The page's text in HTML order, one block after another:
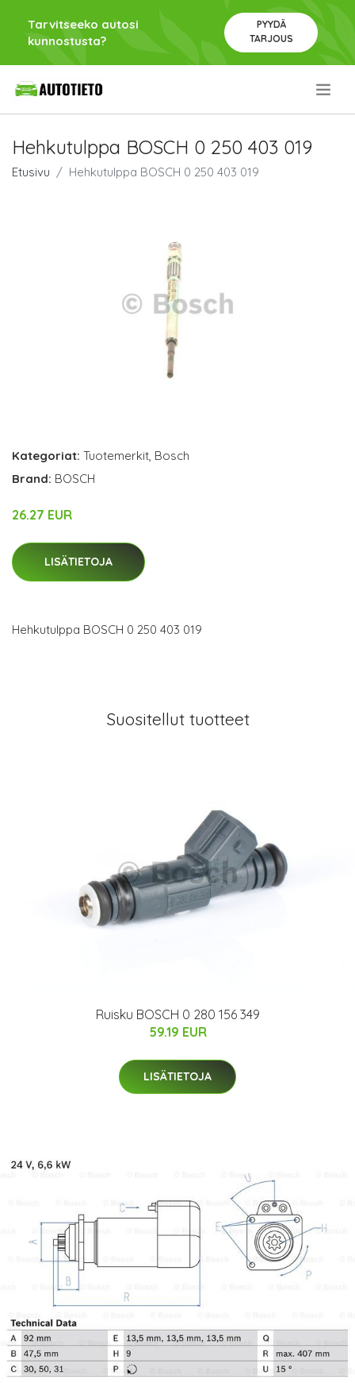
Tarvitseeko autosi
kunnostusta?
PYYDÄ
TARJOUS
Hehkutulppa BOSCH 0 250 403 019
Etusivu Hehkutulppa BOSCH 0 250 403 019
Kategoriat: Tuotemerkit, Bosch
Brand: BOSCH
26.27 EUR
LISÄTIETOJA
Hehkutulppa BOSCH 0 250 403 019
Suositellut tuotteet
Ruisku BOSCH 0 280 156 349
59.19 EUR
LISÄTIETOJA